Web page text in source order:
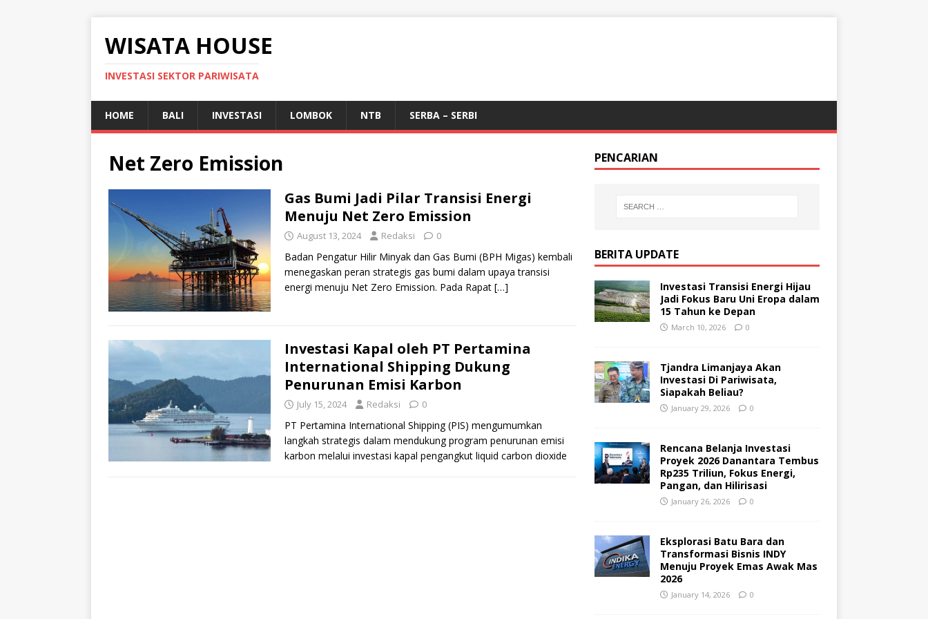
WISATA HOUSE
INVESTASI SEKTOR PARIWISATA
HOME BALI INVESTASI LOMBOK NTB SERBA – SERBI
Net Zero Emission
Gas Bumi Jadi Pilar Transisi Energi
Menuju Net Zero Emission
August 13, 2024 Redaksi 0
Badan Pengatur Hilir Minyak dan Gas Bumi (BPH Migas) kembali
menegaskan peran strategis gas bumi dalam upaya transisi
energi menuju Net Zero Emission. Pada Rapat […]
Investasi Kapal oleh PT Pertamina
International Shipping Dukung
Penurunan Emisi Karbon
July 15, 2024 Redaksi 0
PT Pertamina International Shipping (PIS) mengumumkan
langkah strategis dalam mendukung program penurunan emisi
karbon melalui investasi kapal pengangkut liquid carbon dioxide
PENCARIAN
BERITA UPDATE
Investasi Transisi Energi Hijau
Jadi Fokus Baru Uni Eropa dalam
15 Tahun ke Depan
March 10, 2026 0
Tjandra Limanjaya Akan
Investasi Di Pariwisata,
Siapakah Beliau?
January 29, 2026 0
Rencana Belanja Investasi
Proyek 2026 Danantara Tembus
Rp235 Triliun, Fokus Energi,
Pangan, dan Hilirisasi
January 26, 2026 0
Eksplorasi Batu Bara dan
Transformasi Bisnis INDY
Menuju Proyek Emas Awak Mas
2026
January 14, 2026 0